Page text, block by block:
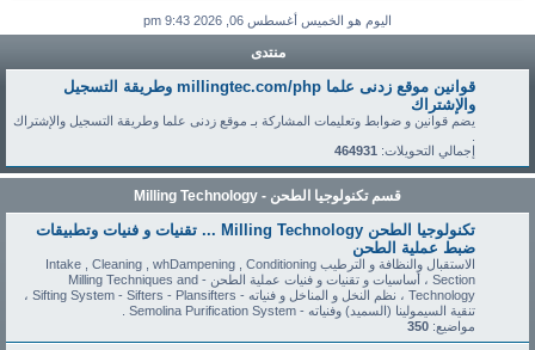
اليوم هو الخميس أغسطس 06, 2026 9:43 pm
منتدى
قوانين موقع زدنى علما millingtec.com/php وطريقة التسجيل
والإشتراك
يضم قوانين و ضوابط وتعليمات المشاركة بـ موقع زدنى علما وطريقة التسجيل والإشتراك
إجمالي التحويلات: 464931
قسم تكنولوجيا الطحن - Milling Technology
تكنولوجيا الطحن Milling Technology ... تقنيات و فنيات وتطبيقات
ضبط عملية الطحن
الاستقبال والنظافة و الترطيب Intake , Cleaning , whDampening , Conditioning
Section ، أساسيات و تقنيات و فنيات عملية الطحن - Milling Techniques and
Technology ، نظم النخل و المناخل و فنياته - Sifting System - Sifters - Plansifters ،
تنقية السيمولينا (السميد) وفنياته - Semolina Purification System .
مواضيع: 350